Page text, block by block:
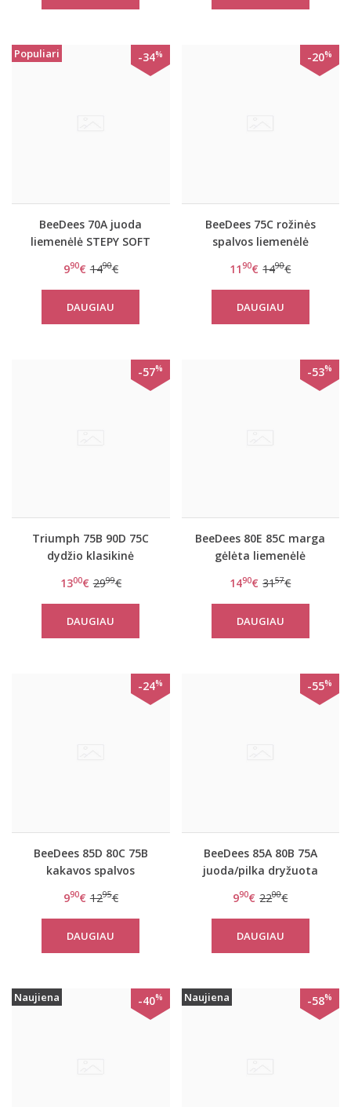
Populiari -34%
BeeDees 70A juoda
liemenėlė STEPY SOFT
990€ 1490€
DAUGIAU
-20%
BeeDees 75C rožinės
spalvos liemenėlė
1190€ 1490€
DAUGIAU
-57%
Triumph 75B 90D 75C
dydžio klasikinė
Doreen
1300€ 2999€
DAUGIAU
-53%
BeeDees 80E 85C marga
gėlėta liemenėlė
1490€ 3157€
DAUGIAU
-24%
BeeDees 85D 80C 75B
kakavos spalvos
day WM
990€ 1295€
DAUGIAU
-55%
BeeDees 85A 80B 75A
juoda/pilka dryžuota
990€ 2200€
DAUGIAU
Naujiena -40% Naujiena -58%